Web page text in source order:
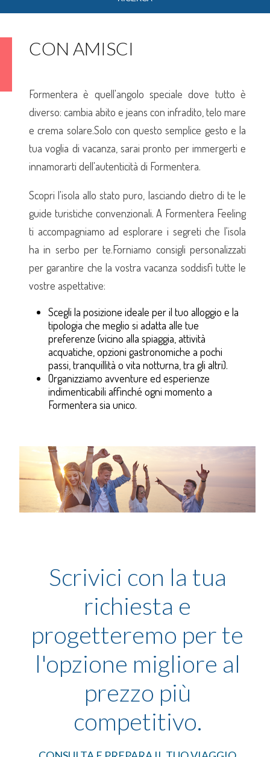
CON AMISCI
Formentera è quell'angolo speciale dove tutto è
diverso: cambia abito e jeans con infradito, telo mare
e crema solare.Solo con questo semplice gesto e la
tua voglia di vacanza, sarai pronto per immergerti e
innamorarti dell'autenticità di Formentera.
Scopri l'isola allo stato puro, lasciando dietro di te le
guide turistiche convenzionali. A Formentera Feeling
ti accompagniamo ad esplorare i segreti che l'isola
ha in serbo per te.Forniamo consigli personalizzati
per garantire che la vostra vacanza soddisfi tutte le
vostre aspettative:
Scegli la posizione ideale per il tuo alloggio e la
tipologia che meglio si adatta alle tue
preferenze (vicino alla spiaggia, attività
acquatiche, opzioni gastronomiche a pochi
passi, tranquillità o vita notturna, tra gli altri).
Organizziamo avventure ed esperienze
indimenticabili affinché ogni momento a
Formentera sia unico.
Scrivici con la tua
richiesta e
progetteremo per te
l'opzione migliore al
prezzo più
competitivo.